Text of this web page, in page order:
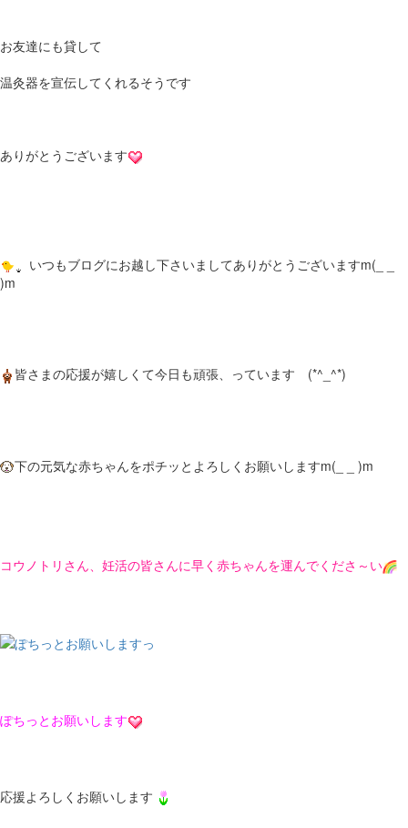
お友達にも貸して
温灸器を宣伝してくれるそうです
ありがとうございます
いつもブログにお越し下さいましてありがとうございますm(_ _
)m
皆さまの応援が嬉しくて今日も頑張、っています (*^_^*)
下の元気な赤ちゃんをポチッとよろしくお願いしますm(_ _ )m
コウノトリさん、妊活の皆さんに早く赤ちゃんを運んでくださ～い
ぽちっとお願いします
応援よろしくお願いします